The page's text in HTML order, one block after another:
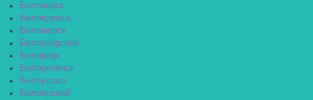
Белозерск
Белокуриха
Беломорск
Белоозёрский
Белорецк
Белореченск
Белоусово
Белоярский